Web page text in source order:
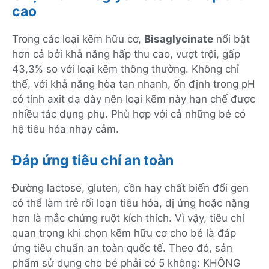
cao
Trong các loại kẽm hữu cơ, Bisaglycinate nổi bật
hơn cả bởi khả năng hấp thu cao, vượt trội, gấp
43,3% so với loại kẽm thông thường. Không chỉ
thế, với khả năng hòa tan nhanh, ổn định trong pH
có tính axit dạ dày nên loại kẽm này hạn chế được
nhiều tác dụng phụ. Phù hợp với cả những bé có
hệ tiêu hóa nhạy cảm.
Đáp ứng tiêu chí an toàn
Đường lactose, gluten, cồn hay chất biến đổi gen
có thể làm trẻ rối loạn tiêu hóa, dị ứng hoặc nặng
hơn là mắc chứng ruột kích thích. Vì vậy, tiêu chí
quan trọng khi chọn kẽm hữu cơ cho bé là đáp
ứng tiêu chuẩn an toàn quốc tế. Theo đó, sản
phẩm sử dụng cho bé phải có 5 không: KHÔNG